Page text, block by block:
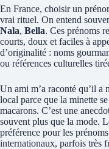
En France, choisir un
vrai rituel. On entend
Nala, Bella. Ces prénoms
courts, doux et faciles à
d’originalité : noms
ou références culturelles
Un ami m’a raconté qu’il a
local parce que la minette
macarons. C’est une
souvent plus que la mode.
préférence pour les
internationaux, parfois très